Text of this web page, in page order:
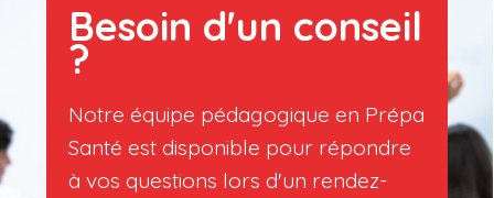
Besoin d'un conseil
?
Notre équipe pédagogique en Prépa
Santé est disponible pour répondre
à vos questions lors d'un rendez-